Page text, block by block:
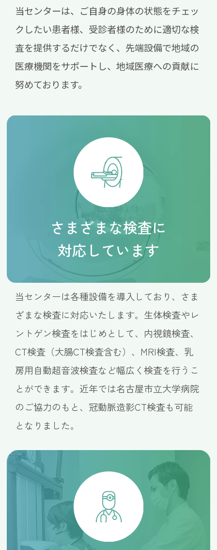
当センターは、ご自身の身体の状態をチェッ
クしたい患者様、受診者様のために適切な検
査を提供するだけでなく、先端設備で地域の
医療機関をサポートし、地域医療への貢献に
努めております。
さまざまな検査に
対応しています
当センターは各種設備を導入しており、さま
ざまな検査に対応いたします。生体検査やレ
ントゲン検査をはじめとして、内視鏡検査、
CT検査（大腸CT検査含む）、MRI検査、乳
房用自動超音波検査など幅広く検査を行うこ
とができます。近年では名古屋市立大学病院
のご協力のもと、冠動脈造影CT検査も可能
となりました。